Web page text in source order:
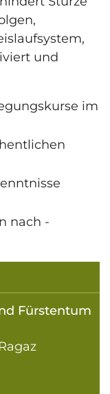
und
im
nach
Fürstentum